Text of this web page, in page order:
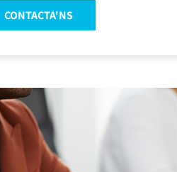
CONTACTA'NS